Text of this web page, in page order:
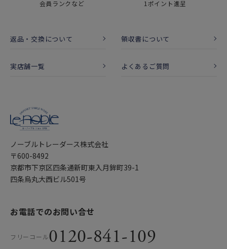
会員ランクなど
1ポイント進呈
返品・交換について 領収書について
実店舗一覧 よくあるご質問
ノーブルトレーダース株式会社
〒600-8492
京都市下京区四条通新町東入月鉾町39-1
四条烏丸大西ビル501号
お電話でのお問い合せ
フリーコール0120-841-109